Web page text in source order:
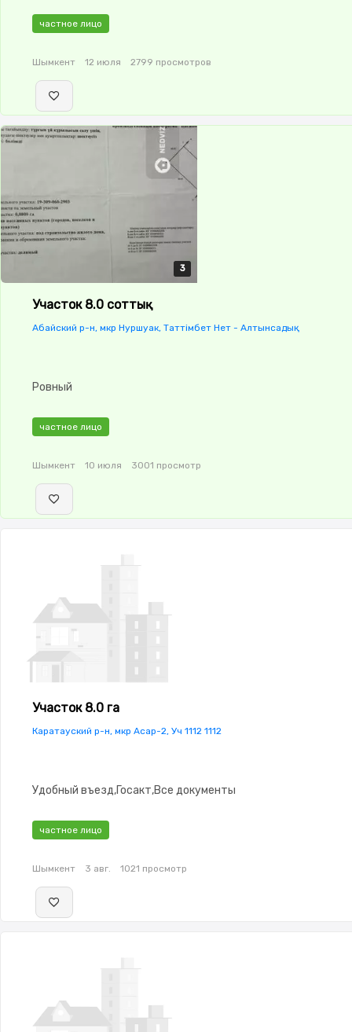
частное лицо
Шымкент 12 июля 2799 просмотров
3
3
3
Участок 8.0 соттық
Абайский р-н, мкр Нуршуак, Таттімбет Нет - Алтынсадық
Ровный
частное лицо
Шымкент 10 июля 3001 просмотр
Участок 8.0 га
Каратауский р-н, мкр Асар-2, Уч 1112 1112
Удобный въезд,Госакт,Все документы
частное лицо
Шымкент 3 авг. 1021 просмотр